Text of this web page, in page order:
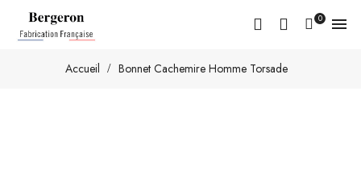
0 
Accueil Bonnet Cachemire Homme Torsade